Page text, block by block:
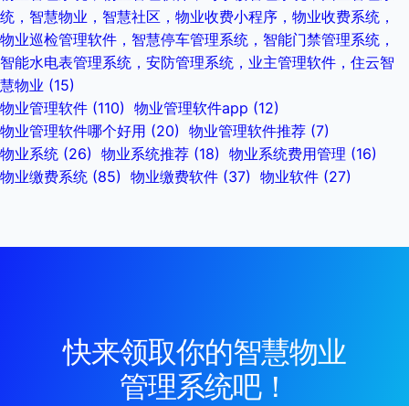
统，智慧物业，智慧社区，物业收费小程序，物业收费系统，
物业巡检管理软件，智慧停车管理系统，智能门禁管理系统，
智能水电表管理系统，安防管理系统，业主管理软件，住云智
慧物业 (15)
物业管理软件 (110) 物业管理软件app (12)
物业管理软件哪个好用 (20) 物业管理软件推荐 (7)
物业系统 (26) 物业系统推荐 (18) 物业系统费用管理 (16)
物业缴费系统 (85) 物业缴费软件 (37) 物业软件 (27)
快来领取你的智慧物业
管理系统吧！